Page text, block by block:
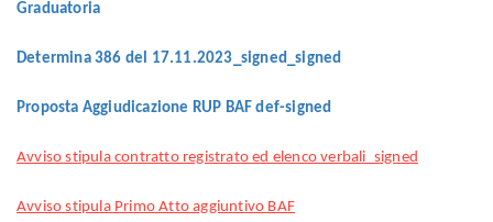
Graduatoria
Determina 386 del 17.11.2023_signed_signed
Proposta Aggiudicazione RUP BAF def-signed
Avviso stipula contratto registrato ed elenco verbali_signed
Avviso stipula Primo Atto aggiuntivo BAF